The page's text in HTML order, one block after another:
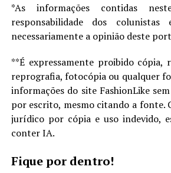
*As informações contidas
responsabilidade dos colunistas
necessariamente a opinião deste
**É expressamente proibido cópia,
reprografia, fotocópia ou qualquer
informações do site FashionLike
por escrito, mesmo citando a fonte.
jurídico por cópia e uso indevido,
conter IA.
Fique por dentro!